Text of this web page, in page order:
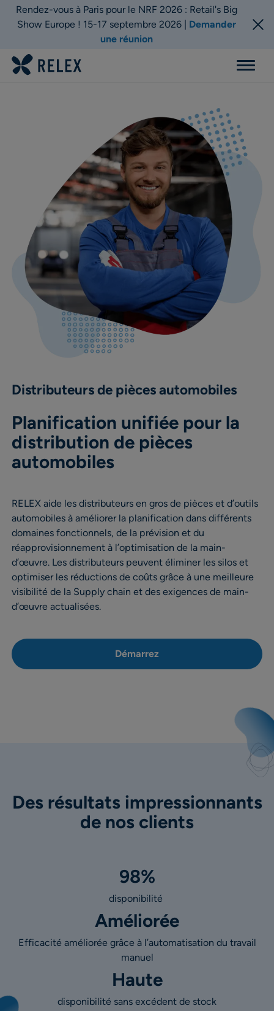
Rendez-vous à Paris pour le NRF 2026 : Retail's Big
Show Europe ! 15-17 septembre 2026 | Demander
une réunion
Menu
Distributeurs de pièces automobiles
Planification unifiée pour la
distribution de pièces
automobiles
RELEX aide les distributeurs en gros de pièces et d’outils
automobiles à améliorer la planification dans différents
domaines fonctionnels, de la prévision et du
réapprovisionnement à l’optimisation de la main-
d’œuvre. Les distributeurs peuvent éliminer les silos et
optimiser les réductions de coûts grâce à une meilleure
visibilité de la Supply chain et des exigences de main-
d’œuvre actualisées.
Démarrez
Des résultats impressionnants
de nos clients
98%
disponibilité
Améliorée
Efficacité améliorée grâce à l’automatisation du travail
manuel
Haute
disponibilité sans excédent de stock